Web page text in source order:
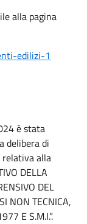
alla pagina
edilizi-1
è stata
delibera di
alla
DELLA
DEL
NON TECNICA,
E S.M.I.”.